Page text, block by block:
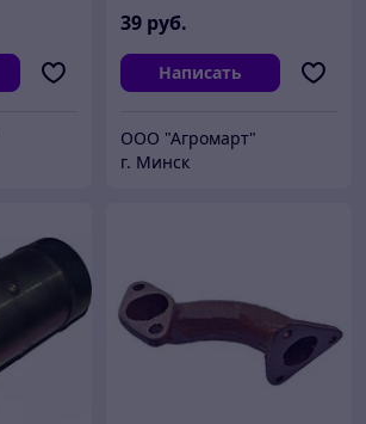
39 руб.
Написать
ООО "Агромарт"
г. Минск